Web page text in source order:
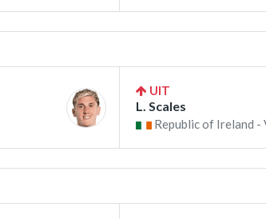
UIT
L. Scales
Republic of Ireland -